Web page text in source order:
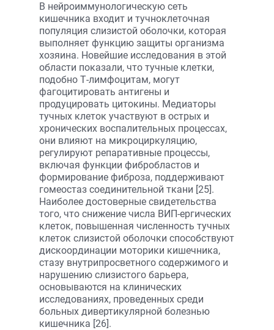
В нейроиммунологическую сеть
кишечника входит и тучноклеточная
популяция слизистой оболочки, которая
выполняет функцию защиты организма
хозяина. Новейшие исследования в этой
области показали, что тучные клетки,
подобно Т-лимфоцитам, могут
фагоцитировать антигены и
продуцировать цитокины. Медиаторы
тучных клеток участвуют в острых и
хронических воспалительных процессах,
они влияют на микроциркуляцию,
регулируют репаративные процессы,
включая функции фибробластов и
формирование фиброза, поддерживают
гомеостаз соединительной ткани [25].
Наиболее достоверные свидетельства
того, что снижение числа ВИП-ергических
клеток, повышенная численность тучных
клеток слизистой оболочки способствуют
дискоординации моторики кишечника,
стазу внутрипросветного содержимого и
нарушению слизистого барьера,
основываются на клинических
исследованиях, проведенных среди
больных дивертикулярной болезнью
кишечника [26].